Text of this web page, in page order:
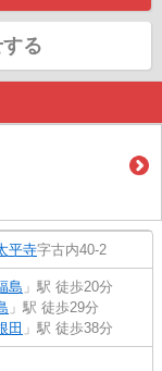
る
平寺字古内40-2
島 」駅 徒歩20分
」駅 徒歩29分
田 」駅 徒歩38分